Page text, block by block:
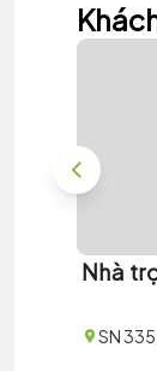
Nhà
SN